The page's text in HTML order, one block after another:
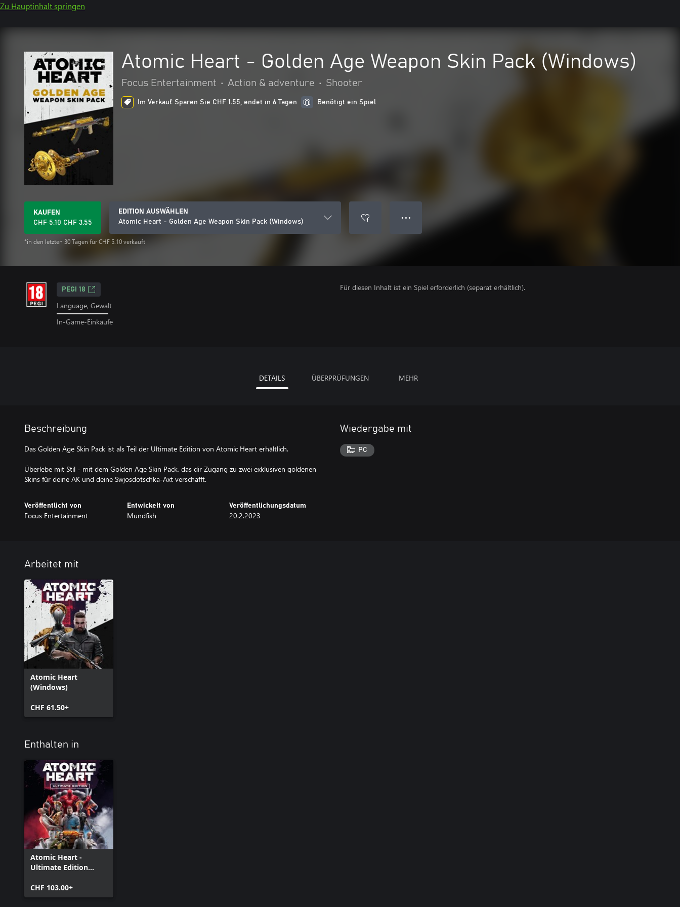
Zu Hauptinhalt springen
Atomic Heart - Golden Age Weapon Skin Pack (Windows)
Focus Entertainment • Action & adventure • Shooter
Im Verkauf: Sparen Sie CHF 1.55, endet in 6 Tagen Benötigt ein Spiel
KAUFEN
CHF 5.10 CHF 3.55
*in den letzten 30 Tagen für CHF 5.10 verkauft
EDITION AUSWÄHLEN
Atomic Heart - Golden Age Weapon Skin Pack (Windows)
● ● ●
PEGI 18
Language, Gewalt
In-Game-Einkäufe
Für diesen Inhalt ist ein Spiel erforderlich (separat erhältlich).
DETAILS ÜBERPRÜFUNGEN MEHR
Beschreibung
Das Golden Age Skin Pack ist als Teil der Ultimate Edition von Atomic Heart erhältlich.
Überlebe mit Stil - mit dem Golden Age Skin Pack, das dir Zugang zu zwei exklusiven goldenen
Skins für deine AK und deine Swjosdotschka-Axt verschafft.
Veröffentlicht von
Focus Entertainment
Entwickelt von
Mundfish
Veröffentlichungsdatum
20.2.2023
Wiedergabe mit
PC
Arbeitet mit
Atomic Heart
(Windows)
CHF 61.50+
Enthalten in
Atomic Heart -
Ultimate Edition
CHF 103.00+